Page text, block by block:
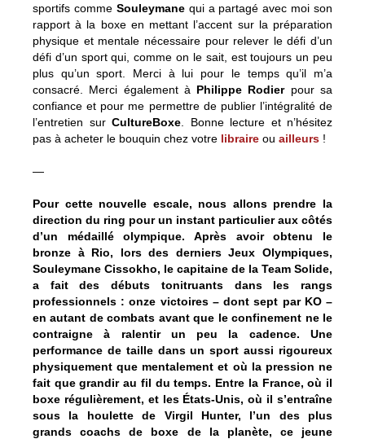
sportifs comme Souleymanequi a partagé avec moi son
rapport à la boxe en mettant l’accent sur la préparation
physique et mentale nécessaire pour relever le défi d’un
défi d’un sport qui, comme on le sait, est toujours un peu
plus qu’un sport. Merci à lui pour le temps qu’il m’a
consacré. Merci également à Philippe Rodierpour sa
confiance et pour me permettre de publier l’intégralité de
l’entretien sur CultureBoxe . Bonne lecture et n’hésitez
pas à acheter le bouquin chez votre libraire ou ailleurs !
—
Pour cette nouvelle escale, nous allons prendre la
direction du ring pour un instant particulier aux côtés
d’un médaillé olympique. Après avoir obtenu le
bronze à Rio, lors des derniers Jeux Olympiques,
Souleymane Cissokho, le capitaine de la Team Solide,
a fait des débuts tonitruants dans les rangs
professionnels : onze victoires – dont sept par KO –
en autant de combats avant que le confinement ne le
contraigne à ralentir un peu la cadence. Une
performance de taille dans un sport aussi rigoureux
physiquement que mentalement et où la pression ne
fait que grandir au fil du temps. Entre la France, où il
boxe régulièrement, et les États-Unis, où il s’entraîne
sous la houlette de Virgil Hunter, l’un des plus
grands coachs de boxe de la planète, ce jeune